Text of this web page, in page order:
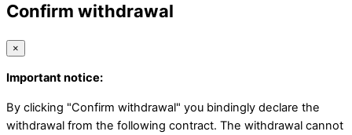
Confirm withdrawal
×
Important notice:
By clicking "Confirm withdrawal" you bindingly declare the
withdrawal from the following contract. The withdrawal cannot